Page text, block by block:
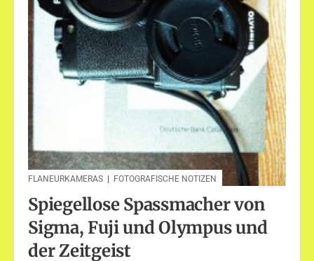
FLANEURKAMERAS | FOTOGRAFISCHE NOTIZEN
Spiegellose Spassmacher von
Sigma, Fuji und Olympus und
der Zeitgeist